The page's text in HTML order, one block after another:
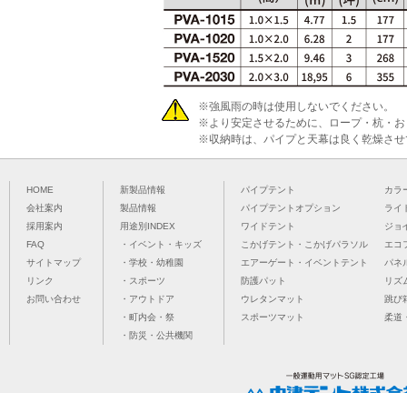
※強風雨の時は使用しないでください。
※ より安定させるために、ロープ・杭・
※収納時は、パイプと天幕は良く乾燥さ
HOME
会社案内
採用案内
FAQ
サイトマップ
リンク
お問い合わせ
新製品情報
製品情報
用途別INDEX
・イベント・キッズ
・学校・幼稚園
・スポーツ
・アウトドア
・町内会・祭
・防災・公共機関
パイプテント
カラ
パイプテントオプション
ライ
ワイドテント
ジョ
こかげテント・こかげパラソル
エコ
エアーゲート・イベントテント
パネ
防護パット
リズ
ウレタンマット
跳び
スポーツマット
柔道